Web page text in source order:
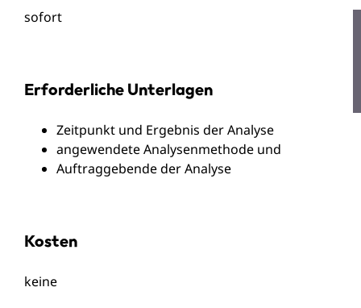
sofort
Erforderliche Unterlagen
Zeitpunkt und Ergebnis der Analyse
angewendete Analysenmethode und
Auftraggebende der Analyse
Kosten
keine